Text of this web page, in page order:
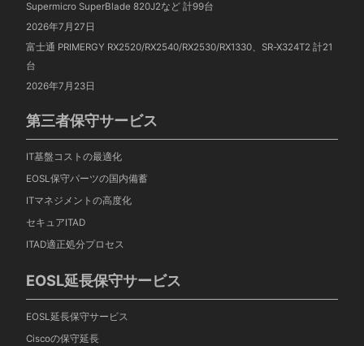
Supermicro SuperBlade 820J2など 計99台
2026年7月27日
富士通 PRIMERGY RX2520/RX2540/RX2530/RX1330、SR-X324T2 計21
台
2026年7月23日
第三者保守サービス
IT基盤コストの最適化
EOSL保守パーツの国内備蓄
ITマネジメントの高度化
セキュアITAD
ITAD適正処分プロセス
EOSL延長保守サービス
EOSL延長保守サービス
Ciscoの保守延長